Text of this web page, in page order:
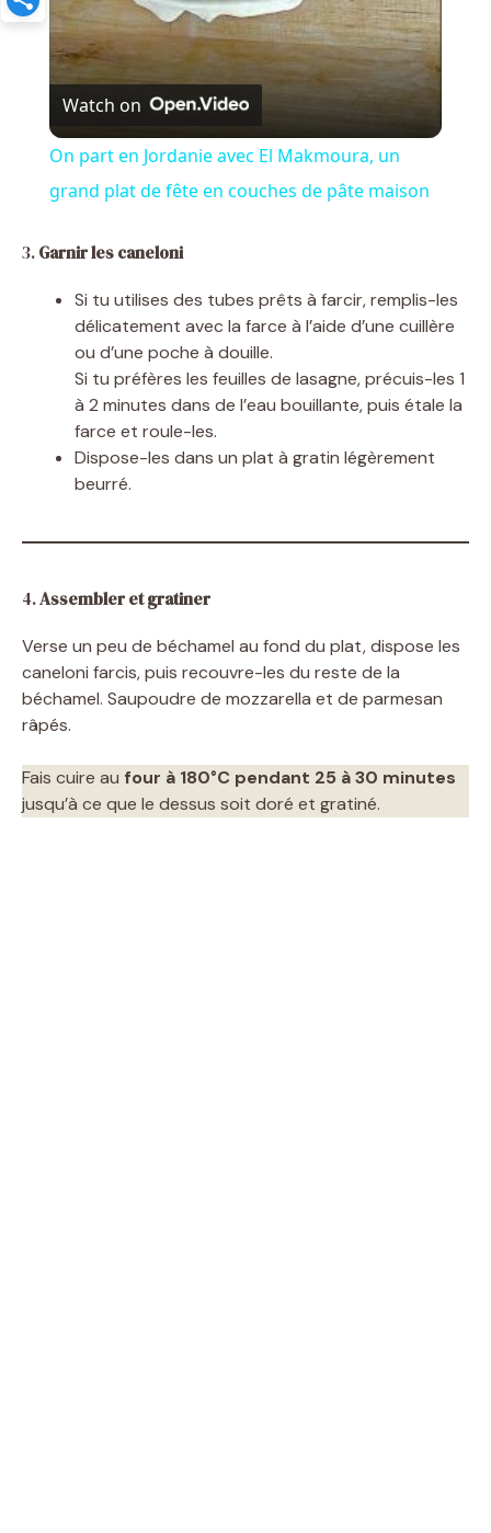
y
V
i
o
Watch on
On part en Jordanie avec El Makmoura, un
grand plat de fête en couches de pâte maison
3.Garnir les caneloni
Si tu utilises des tubes prêts à farcir, remplis-les
délicatement avec la farce à l’aide d’une cuillère
ou d’une poche à douille.
Si tu préfères les feuilles de lasagne, précuis-les 1
à 2 minutes dans de l’eau bouillante, puis étale la
farce et roule-les.
Dispose-les dans un plat à gratin légèrement
beurré.
4.Assembler et gratiner
Verse un peu de béchamel au fond du plat, dispose les
caneloni farcis, puis recouvre-les du reste de la
béchamel. Saupoudre de mozzarella et de parmesan
râpés.
Fais cuire au four à 180°C pendant 25 à 30 minutes
jusqu’à ce que le dessus soit doré et gratiné.